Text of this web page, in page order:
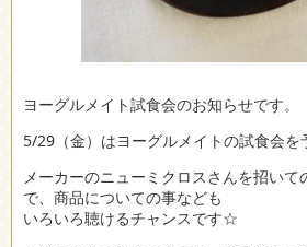
ヨーグルメイト試食会のお知らせです。
5/29（金）はヨーグルメイトの試食会を
メーカーのニューミクロスさんを招い
で、商品についての事なども
いろいろ聴けるチャンスです☆